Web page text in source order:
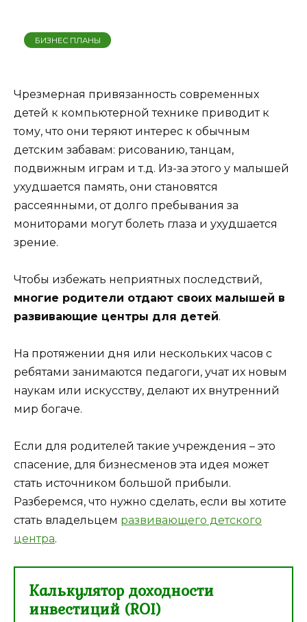
БИЗНЕС ПЛАНЫ
Чрезмерная привязанность современных
детей к компьютерной технике приводит к
тому, что они теряют интерес к обычным
детским забавам: рисованию, танцам,
подвижным играм и т.д. Из-за этого у малышей
ухудшается память, они становятся
рассеянными, от долго пребывания за
мониторами могут болеть глаза и ухудшается
зрение.
Чтобы избежать неприятных последствий,
многие родители отдают своих малышей в
развивающие центры для детей.
На протяжении дня или нескольких часов с
ребятами занимаются педагоги, учат их новым
наукам или искусству, делают их внутренний
мир богаче.
Если для родителей такие учреждения – это
спасение, для бизнесменов эта идея может
стать источником большой прибыли.
Разберемся, что нужно сделать, если вы хотите
стать владельцем развивающего детского
центра.
Калькулятор доходности
инвестиций (ROI)